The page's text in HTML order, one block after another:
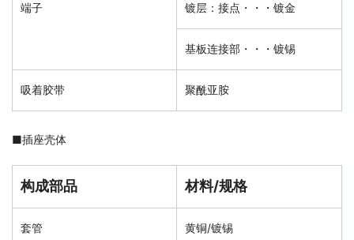
端子 镀层：接点・・・镀金
基板连接部・・・镀锡
吸着胶带 聚酰亚胺
■插座壳体
构成部品 材料/规格
套管 黄铜/镀锡